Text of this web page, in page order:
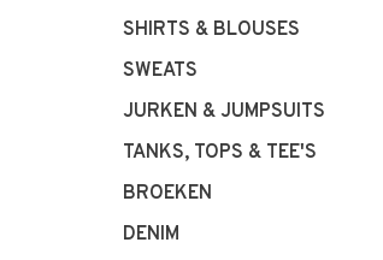
SHIRTS & BLOUSES
SWEATS
JURKEN & JUMPSUITS
TANKS, TOPS & TEE'S
BROEKEN
DENIM